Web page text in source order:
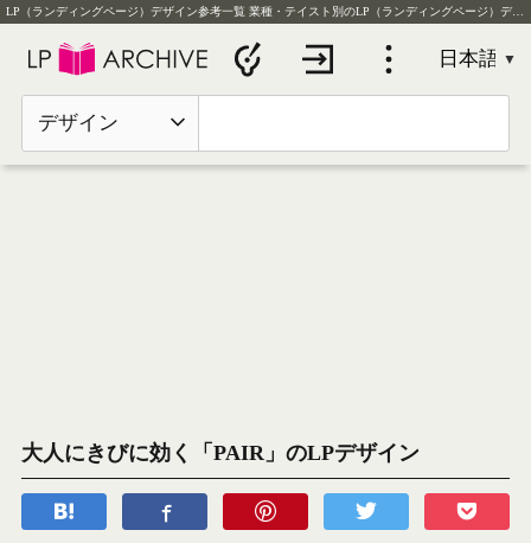
LP（ランディングページ）デザイン参考一覧 業種・テイスト別のLP（ランディングページ）デザイン実例を毎日更新
デザイン
大人にきびに効く「PAIR」のLPデザイン